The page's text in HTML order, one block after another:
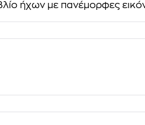
ήχων με πανέμορφες